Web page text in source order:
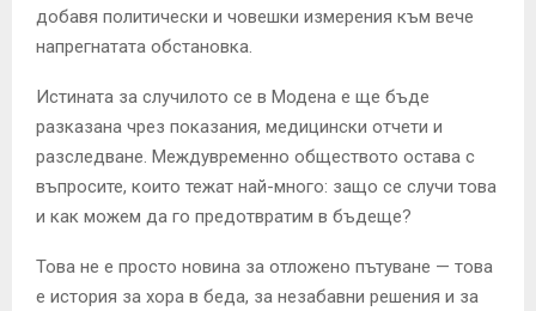
добавя политически и човешки измерения към вече
напрегнатата обстановка.
Истината за случилото се в Модена е ще бъде
разказана чрез показания, медицински отчети и
разследване. Междувременно обществото остава с
въпросите, които тежат най-много: защо се случи това
и как можем да го предотвратим в бъдеще?
Това не е просто новина за отложено пътуване — това
е история за хора в беда, за незабавни решения и за